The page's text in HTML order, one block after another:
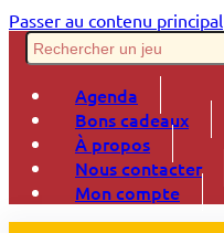
Passer au contenu principal
Agenda
Bons cadeaux
À propos
Nous contacter
Mon compte